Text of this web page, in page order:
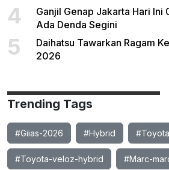
4
Ganjil Genap Jakarta Hari
Ada Denda Segini
5
Daihatsu Tawarkan Ragam
2026
Trending Tags
#Giias-2026 #Hybrid #Toyota
#Toyota-veloz-hybrid #Marc-